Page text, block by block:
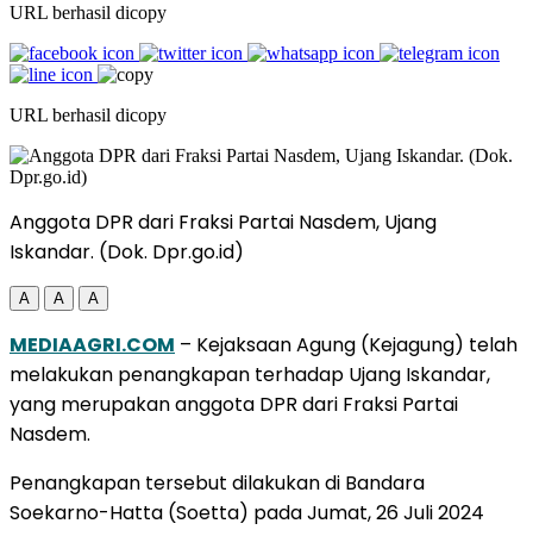
URL berhasil dicopy
URL berhasil dicopy
Anggota DPR dari Fraksi Partai Nasdem, Ujang
Iskandar. (Dok. Dpr.go.id)
A A A
MEDIAAGRI.COM – Kejaksaan Agung (Kejagung) telah
melakukan penangkapan terhadap Ujang Iskandar,
yang merupakan anggota DPR dari Fraksi Partai
Nasdem.
Penangkapan tersebut dilakukan di Bandara
Soekarno-Hatta (Soetta) pada Jumat, 26 Juli 2024